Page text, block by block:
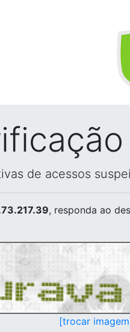
de acessos
, responda ao
[trocar